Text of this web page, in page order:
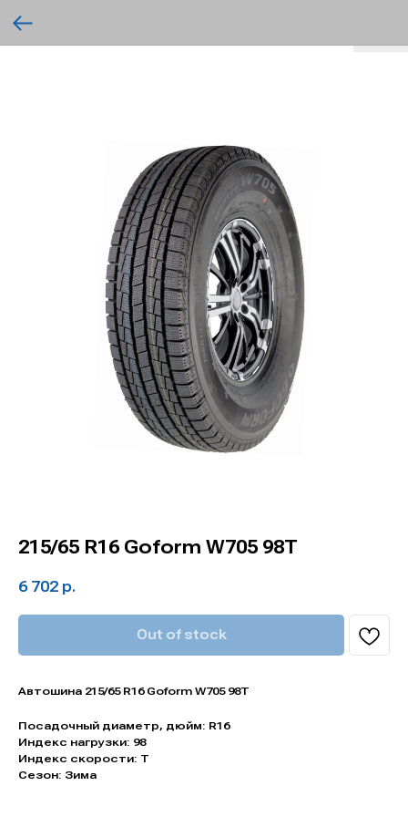
215/65 R16 Goform W705 98T
6 702 р.
Out of stock
Автошина 215/65 R16 Goform W705 98T
Посадочный диаметр, дюйм: R16
Индекс нагрузки: 98
Индекс скорости: T
Сезон: Зима